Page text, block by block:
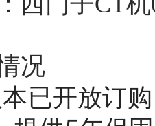
况
已开放订